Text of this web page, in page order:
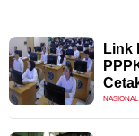
Link
NASIONAL